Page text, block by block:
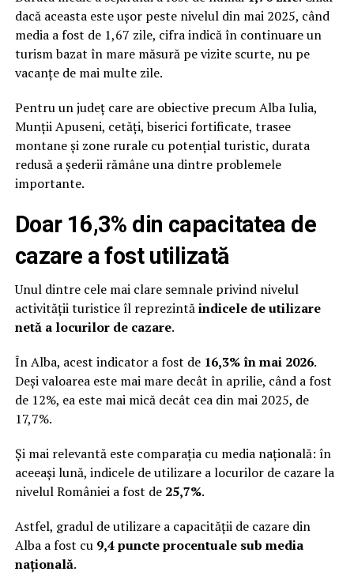
dacă aceasta este ușor peste nivelul din mai 2025, când
media a fost de 1,67 zile, cifra indică în continuare un
turism bazat în mare măsură pe vizite scurte, nu pe
vacanțe de mai multe zile.
Pentru un județ care are obiective precum Alba Iulia,
Munții Apuseni, cetăți, biserici fortificate, trasee
montane și zone rurale cu potențial turistic, durata
redusă a șederii rămâne una dintre problemele
importante.
Doar 16,3% din capacitatea de
cazare a fost utilizată
Unul dintre cele mai clare semnale privind nivelul
activității turistice îl reprezintăindicele de utilizare
netă a locurilor de cazare.
În Alba, acest indicator a fost de 16,3% în mai 2026.
Deși valoarea este mai mare decât în aprilie, când a fost
de 12%, ea este mai mică decât cea din mai 2025, de
17,7%.
Și mai relevantă este comparația cu media națională: în
aceeași lună, indicele de utilizare a locurilor de cazare la
nivelul României a fost de 25,7%.
Astfel, gradul de utilizare a capacității de cazare din
Alba a fost cu 9,4 puncte procentuale sub media
națională.